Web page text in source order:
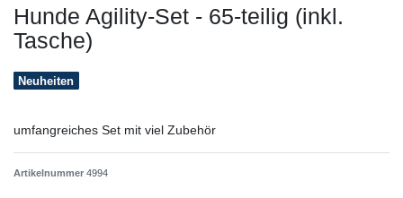
Hunde Agility-Set - 65-teilig (inkl.
Tasche)
Neuheiten
umfangreiches Set mit viel Zubehör
Artikelnummer 4994